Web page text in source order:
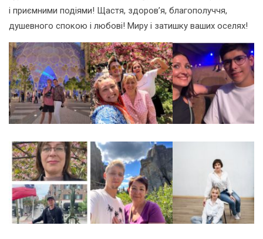
і приємними подіями! Щастя, здоров’я, благополуччя,
душевного спокою і любові! Миру і затишку ваших оселях!